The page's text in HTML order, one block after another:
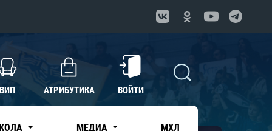
ВИП АТРИБУТИКА ВОЙТИ
МЕДИА МХЛ